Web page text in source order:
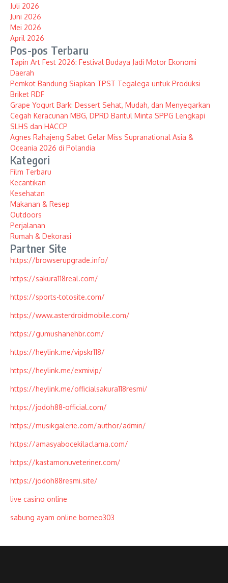
Juli 2026
Juni 2026
Mei 2026
April 2026
Pos-pos Terbaru
Tapin Art Fest 2026: Festival Budaya Jadi Motor Ekonomi
Daerah
Pemkot Bandung Siapkan TPST Tegalega untuk Produksi
Briket RDF
Grape Yogurt Bark: Dessert Sehat, Mudah, dan Menyegarkan
Cegah Keracunan MBG, DPRD Bantul Minta SPPG Lengkapi
SLHS dan HACCP
Agnes Rahajeng Sabet Gelar Miss Supranational Asia &
Oceania 2026 di Polandia
Kategori
Film Terbaru
Kecantikan
Kesehatan
Makanan & Resep
Outdoors
Perjalanan
Rumah & Dekorasi
Partner Site
https://browserupgrade.info/
https://sakura118real.com/
https://sports-totosite.com/
https://www.asterdroidmobile.com/
https://gumushanehbr.com/
https://heylink.me/vipskr118/
https://heylink.me/exmivip/
https://heylink.me/officialsakura118resmi/
https://jodoh88-official.com/
https://musikgalerie.com/author/admin/
https://amasyabocekilaclama.com/
https://kastamonuveteriner.com/
https://jodoh88resmi.site/
live casino online
sabung ayam online borneo303